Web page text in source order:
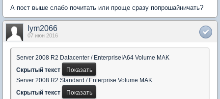
А пост выше слабо почитать или проще сразу попрошайничать?
lym2066
07 июн 2016
Server 2008 R2 Datacenter / EnterpriseIA64 Volume MAK
Скрытый текст
Server 2008 R2 Standard / Enterprise Volume MAK
Скрытый текст